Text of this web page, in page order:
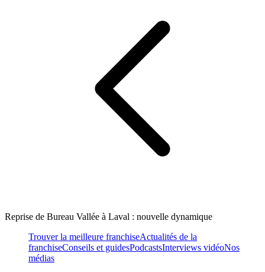
Reprise de Bureau Vallée à Laval : nouvelle dynamique
Trouver la meilleure franchiseActualités de la
franchiseConseils et guidesPodcastsInterviews vidéoNos
médias